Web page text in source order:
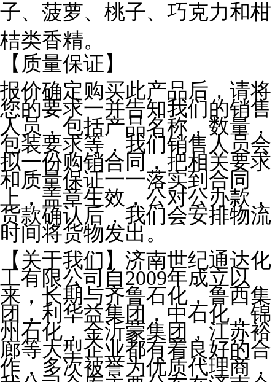
子、菠萝、桃子、巧克力和柑
桔类香精。
【质量保证】
报价确定购买此产品后，请将
您的要求一并告知我们的销售
人员，包括产品名称，数量，
包装要求等，我们销售人员会
拟一份购销合同，把相关要求
和质量保证一一落实到合同
上，盖章生效，公对公办款，
货款确认后，我们会安排物流
时间将货物发出。
【关于我们】济南世纪通达化
工有限公司自2009年成立以
来，长期与齐鲁石化，鲁西集
团，利华益集团，中石化，锦
州石化，金沂蒙集团，江苏裕
廊等大型企业都有着良好的合
作，多次被誉为优质代理商，